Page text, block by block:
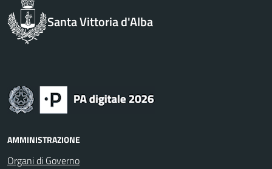
Santa Vittoria d'Alba
AMMINISTRAZIONE
Organi di Governo